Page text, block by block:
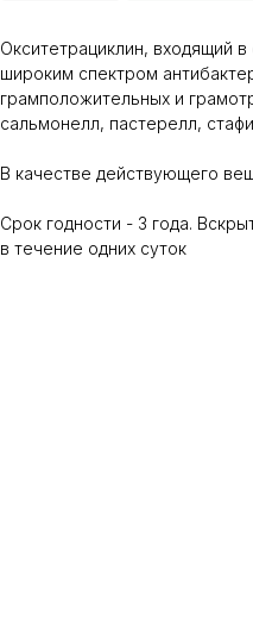
Окситетрациклин, входящий
широким спектром
грамположительных и
сальмонелл, пастерелл,
В качестве действующего
Срок годности - 3 года.
в течение одних суток